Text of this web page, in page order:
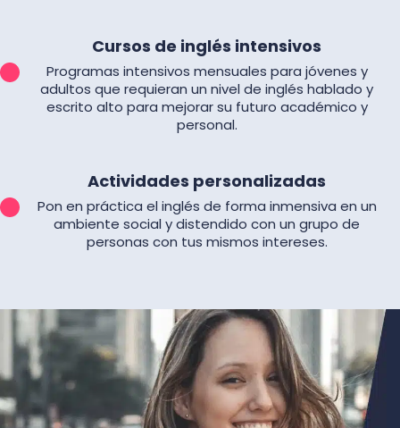
Cursos de inglés intensivos
Programas intensivos mensuales para jóvenes y
adultos que requieran un nivel de inglés hablado y
escrito alto para mejorar su futuro académico y
personal.
Actividades personalizadas
Pon en práctica el inglés de forma inmensiva en un
ambiente social y distendido con un grupo de
personas con tus mismos intereses.